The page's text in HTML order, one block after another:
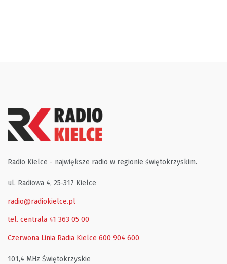
Radio Kielce - największe radio w regionie świętokrzyskim.
ul. Radiowa 4, 25-317 Kielce
radio@radiokielce.pl
tel. centrala 41 363 05 00
Czerwona Linia Radia Kielce 600 904 600
101,4 MHz Świętokrzyskie